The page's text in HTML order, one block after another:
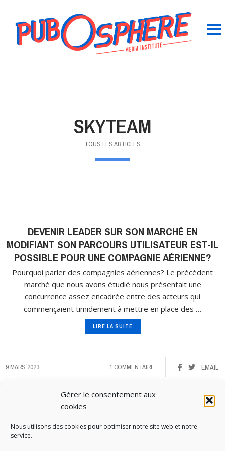
Gérer le consentement aux
cookies
Nous utilisons des cookies pour optimiser notre site web et notre
service.
SKYTEAM
TOUS LES ARTICLES
DEVENIR LEADER SUR SON MARCHÉ EN
MODIFIANT SON PARCOURS UTILISATEUR EST-IL
POSSIBLE POUR UNE COMPAGNIE AÉRIENNE?
Pourquoi parler des compagnies aériennes? Le précédent
marché que nous avons étudié nous présentait une
concurrence assez encadrée entre des acteurs qui
commençaient timidement à mettre en place des …
LIRE LA SUITE
9 MARS 2023 EMAIL
1 COMMENTAIRE